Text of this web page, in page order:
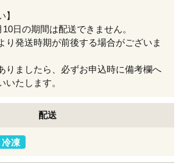
】
日の期間は配送できません。
り発送時期が前後する場合がございま
りましたら、必ずお申込時に備考欄へ
いたします。
配送
冷凍